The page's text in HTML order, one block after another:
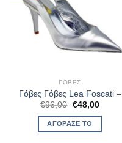
ΓΌΒΕΣ
Γόβες Γόβες Lea Foscati –
€96,00 Original
was:
€96,00.
€48,00Η
ΑΓΌΡΑΣΈ ΤΟ